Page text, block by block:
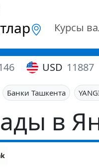
Курсы
USD 11887
Банки Ташкента
в